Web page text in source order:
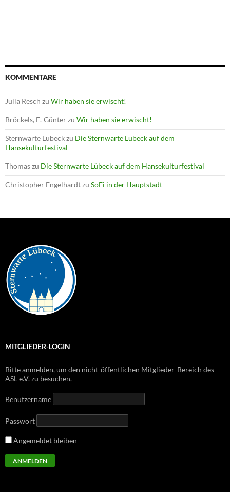
KOMMENTARE
Julia Resch zu Wir haben sie erwischt!
Bröckels, E.-Günterzu Wir haben sie erwischt!
Sternwarte Lübeckzu Die Sternwarte Lübeck auf dem
Hansekulturfestival
Thomaszu Die Sternwarte Lübeck auf dem Hansekulturfestival
Christopher Engelhardtzu SoFi in der Hauptstadt
MITGLIEDER-LOGIN
Bitte anmelden, um den nicht-öffentlichen Mitglieder-Bereich des
ASL e.V. zu besuchen.
Benutzername
Passwort
Angemeldet bleiben